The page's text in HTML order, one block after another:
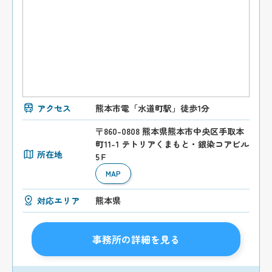
アクセス 熊本市電「水道町駅」徒歩1分
所在地
〒860-0808 熊本県熊本市中央区手取本
町11-1 テトリアくまもと・銀染コアビル
5Ｆ
MAP
対応エリア 熊本県
事務所の詳細を見る